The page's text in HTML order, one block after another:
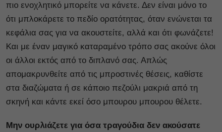
πιο ενοχλητικό μπορείτε να κάνετε. Δεν είναι μόνο το
ότι μπλοκάρετε το πεδίο ορατότητας, όταν ενώνεται τα
κεφάλια σας για να ακουστείτε, αλλά και ότι φωνάζετε!
Και με έναν μαγικό καταραμένο τρόπο σας ακούνε όλοι
οι άλλοι εκτός από το διπλανό σας. Απλώς
απομακρυνθείτε από τις μπροστινές θέσεις, καθίστε
στα διαζώματα ή σε κάποιο πεζούλι μακριά από τη
σκηνή και κάντε εκεί όσο μπουρου μπουρου θέλετε.
Μην ουρλιάζετε για όσα τραγούδια δεν ακούσατε